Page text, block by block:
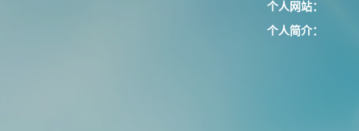
个人网站：
个人简介：